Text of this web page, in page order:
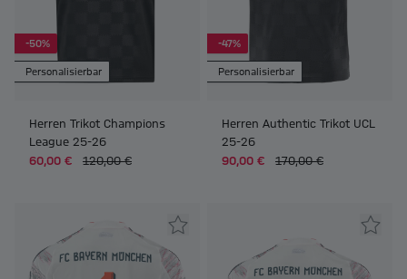
-50%
Personalisierbar
Herren Trikot Champions
League 25-26
60,00 €
120,00 €
-47%
Personalisierbar
Herren Authentic Trikot UCL
25-26
90,00 €
170,00 €